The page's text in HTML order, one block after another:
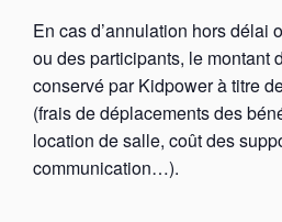
En cas d’annulation hors délai
ou des participants, le montant
conservé par Kidpower à titre
(frais de déplacements des
location de salle, coût des
communication…).